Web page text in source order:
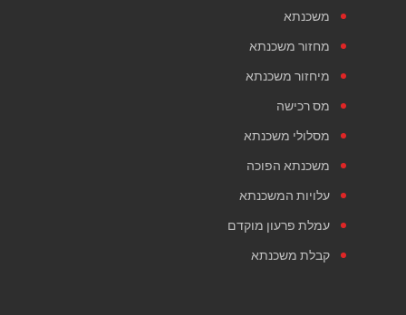
משכנתא
מחזור משכנתא
מיחזור משכנתא
מס רכישה
מסלולי משכנתא
משכנתא הפוכה
עלויות המשכנתא
עמלת פרעון מוקדם
קבלת משכנתא